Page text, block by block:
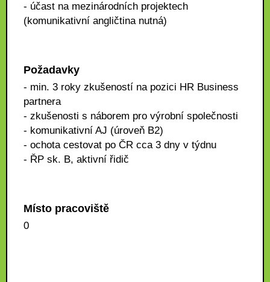
- účast na mezinárodních projektech
(komunikativní angličtina nutná)
Požadavky
- min. 3 roky zkušeností na pozici HR Business
partnera
- zkušenosti s náborem pro výrobní společnosti
- komunikativní AJ (úroveň B2)
- ochota cestovat po ČR cca 3 dny v týdnu
- ŘP sk. B, aktivní řidič
Místo pracoviště
0